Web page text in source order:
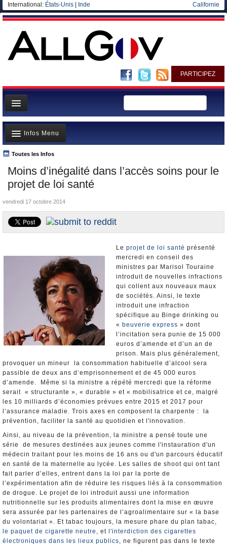
International: États-Unis Inde Californie
PARTICIPEZ
Page d'accueil
Infos
Gouvernement
Ministères/Directions
Blog
Elections européennes
Moins d’inégalité dans l’accès soins pour le
projet de loi santé
Toutes les Infos
Infos Menu
A la Une
Polémiques
Où va l’argent?
La France et le Monde
Nominations et Démissions
Infos insolites
vendredi 17 octobre 2014
Le projet de loi santé présenté
mercredi en conseil des
ministres par Marisol Touraine
introduit de nouvelles infractions
qui collent aux nouveaux maux
de sociétés. Ainsi, le texte
introduit une infraction
spécifique au Binge drinking ou
« beuverie express » dont
l’incitation sera punie de 15 000
euros d’amende et d’un an de
prison. Mais plus généralement,
provoquer un mineur la consommation habituelle d’alcool sera
passible de deux ans d’emprisonnement et de 45 000 euros
d’amende. Même si la ministre a répété mercredi que la réforme
serait « structurante », « durable » et « mobilisatrice et ce, malgré
les 10 milliards d’économies prévues entre 2015 et 2017 pour
l’assurance maladie. Trois axes en composent la charpente : la
prévention, faciliter la santé au quotidien et l'innovation.
Ainsi, au niveau de la prévention, la ministre a pensé toute une
série de mesures destinées aux jeunes comme l'instauration d'un
médecin traitant pour les moins de 16 ans ou d'un parcours éducatif
en santé de la maternelle au lycée. Les salles de shoot qui ont tant
fait parler d’elles, entrent dans la loi par la porte de
l’expérimentation afin de réduire les risques liés à la consommation
de drogue. Le projet de loi introduit aussi une information
nutritionnelle sur les produits alimentaires dont la mise en œuvre
sera assurée par les partenaires de l’agroalimentaire sur « la base
du volontariat ». Et tabac toujours, la mesure phare du plan tabac,
le paquet de cigarette neutre , et l'interdiction des cigarettes
électroniques dans les lieux publics, ne figurent pas dans le texte